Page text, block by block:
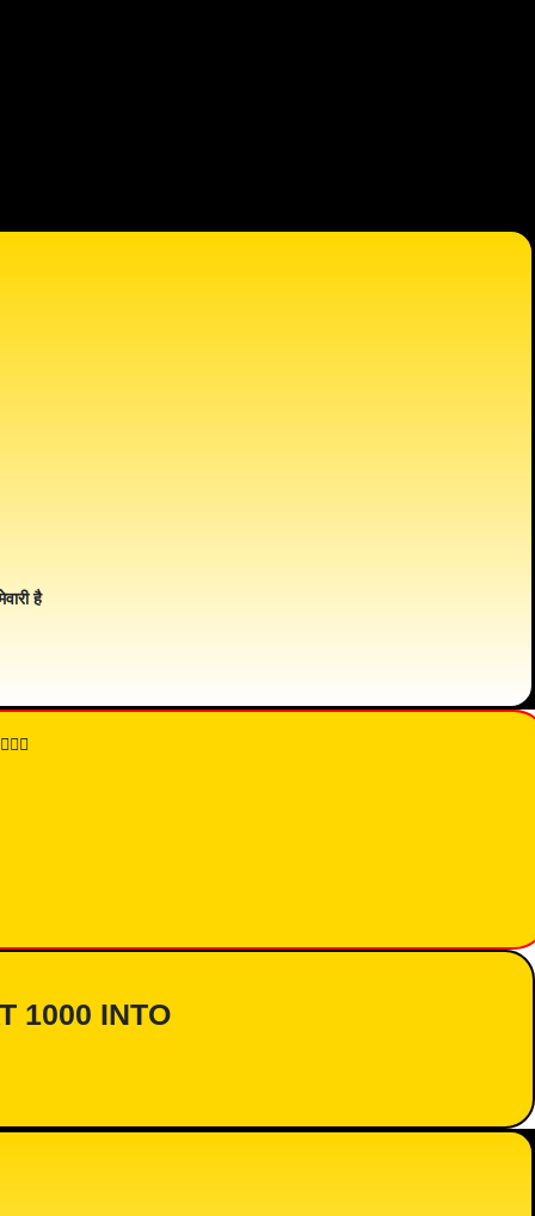
है
1000 INTO